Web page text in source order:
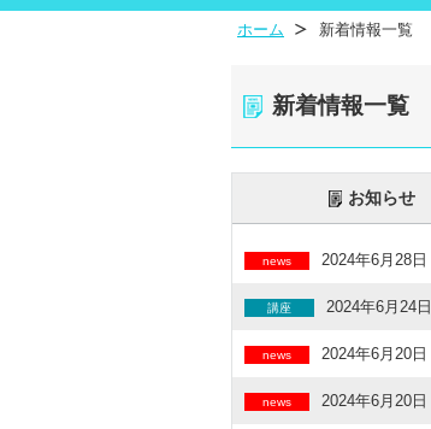
ホーム 新着情報一覧
新着情報一覧
お知らせ
news 2024年6月28日
講座 2024年6月24日
news 2024年6月20日
news 2024年6月20日